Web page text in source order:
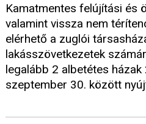
Kamatmentes felújítási és
valamint vissza nem
elérhető a zuglói
lakásszövetkezetek
legalább 2 albetétes
szeptember 30. között